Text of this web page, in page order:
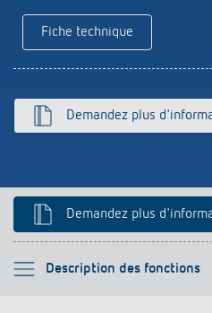
Références
Télérupteur
Fiche technique
Demandez plus
Demandez plus
Description des fonctions
Veuillez sélectionner